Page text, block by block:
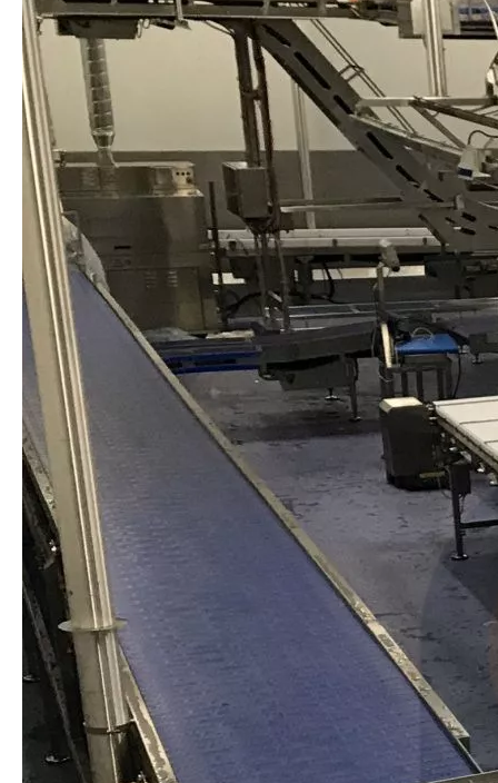
全自动鲶鱼整体解决方案线 多功能稳定鲶鱼加工线
柔性鲶鱼自动加工线 定制鲶鱼自动加工线